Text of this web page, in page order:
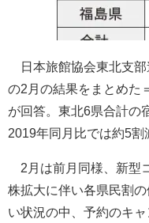
日本旅館協会東北支部
の2月の結果をまとめた
が回答。東北6県合計の
2019年同月比では約5割
2月は前月同様、新型
株拡大に伴い各県民割
い状況の中、予約のキ